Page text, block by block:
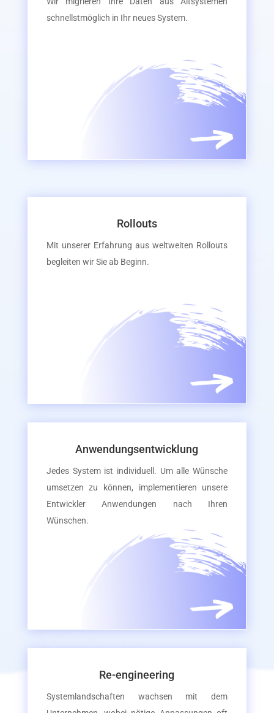
schnellstmöglich in Ihr neues System.
Rollouts
Mit unserer Erfahrung aus weltweiten Rollouts
begleiten wir Sie ab Beginn.
Anwendungsentwicklung
Jedes System ist individuell. Um alle Wünsche
umsetzen zu können, implementieren unsere
Entwickler Anwendungen nach Ihren
Wünschen.
Re-engineering
Systemlandschaften wachsen mit dem